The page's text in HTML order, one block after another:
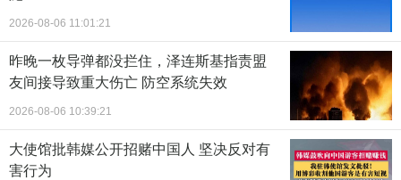
2026-08-06 11:01:21
昨晚一枚导弹都没拦住，泽连斯基指责盟
友间接导致重大伤亡 防空系统失效
2026-08-06 10:39:21
大使馆批韩媒公开招赌中国人 坚决反对有
害行为